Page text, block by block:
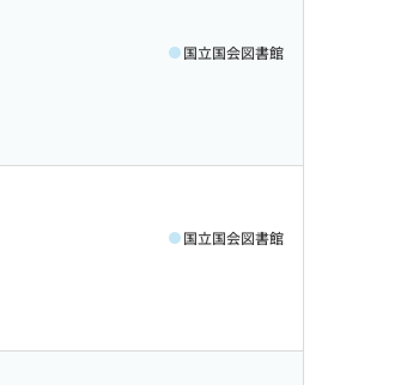
国立国会図書館
国立国会図書館